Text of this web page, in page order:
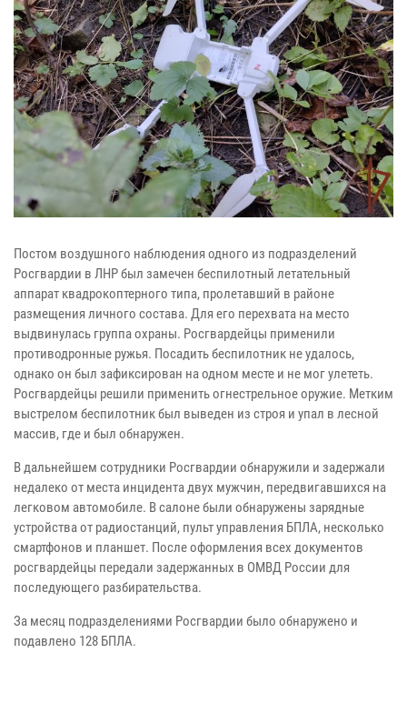
Постом воздушного наблюдения одного из подразделений
Росгвардии в ЛНР был замечен беспилотный летательный
аппарат квадрокоптерного типа, пролетавший в районе
размещения личного состава. Для его перехвата на место
выдвинулась группа охраны. Росгвардейцы применили
противодронные ружья. Посадить беспилотник не удалось,
однако он был зафиксирован на одном месте и не мог улететь.
Росгвардейцы решили применить огнестрельное оружие. Метким
выстрелом беспилотник был выведен из строя и упал в лесной
массив, где и был обнаружен.
В дальнейшем сотрудники Росгвардии обнаружили и задержали
недалеко от места инцидента двух мужчин, передвигавшихся на
легковом автомобиле. В салоне были обнаружены зарядные
устройства от радиостанций, пульт управления БПЛА, несколько
смартфонов и планшет. После оформления всех документов
росгвардейцы передали задержанных в ОМВД России для
последующего разбирательства.
За месяц подразделениями Росгвардии было обнаружено и
подавлено 128 БПЛА.